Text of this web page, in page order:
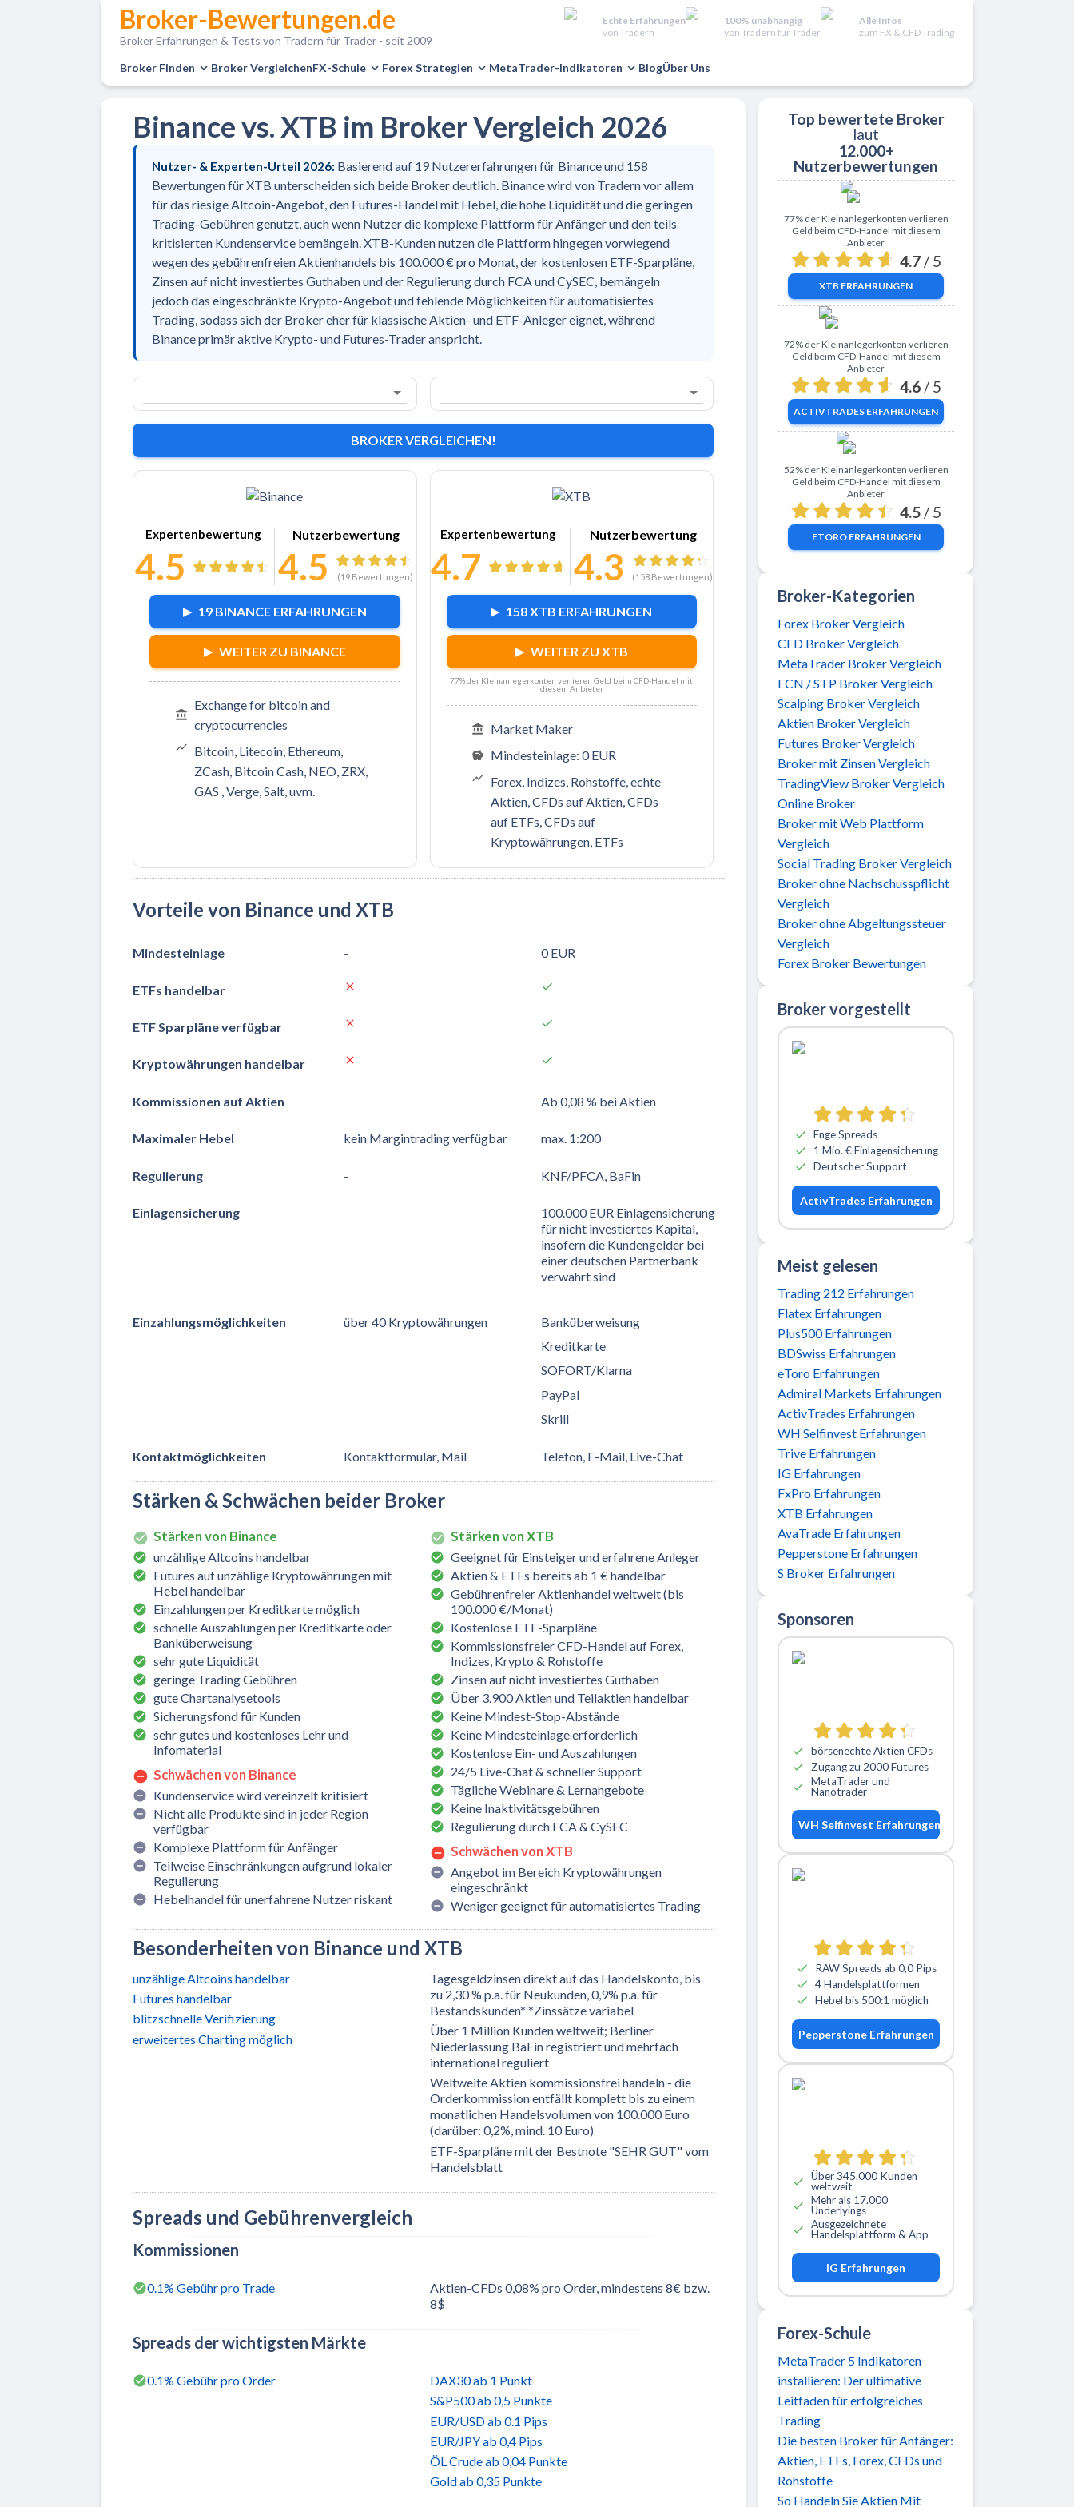
Broker-Bewertungen.de
Broker Erfahrungen & Tests von Tradern für Trader - seit 2009
Echte Erfahrungen
von Tradern
100% unabhängig
von Tradern für Trader
Alle Infos
zum FX & CFD Trading
Broker Finden Broker VergleichenFX-Schule Forex Strategien MetaTrader-Indikatoren BlogÜber Uns
Binance vs. XTB im Broker Vergleich 2026
Nutzer- & Experten-Urteil 2026: Basierend auf 19 Nutzererfahrungen für Binance und 158
Bewertungen für XTB unterscheiden sich beide Broker deutlich. Binance wird von Tradern vor allem
für das riesige Altcoin-Angebot, den Futures-Handel mit Hebel, die hohe Liquidität und die geringen
Trading-Gebühren genutzt, auch wenn Nutzer die komplexe Plattform für Anfänger und den teils
kritisierten Kundenservice bemängeln. XTB-Kunden nutzen die Plattform hingegen vorwiegend
wegen des gebührenfreien Aktienhandels bis 100.000 € pro Monat, der kostenlosen ETF-Sparpläne,
Zinsen auf nicht investiertes Guthaben und der Regulierung durch FCA und CySEC, bemängeln
jedoch das eingeschränkte Krypto-Angebot und fehlende Möglichkeiten für automatisiertes
Trading, sodass sich der Broker eher für klassische Aktien- und ETF-Anleger eignet, während
Binance primär aktive Krypto- und Futures-Trader anspricht.
BROKER VERGLEICHEN!
Zu Binance
Expertenbewertung
4.5
Nutzerbewertung
4.5 (19 Bewertungen)
19 BINANCE ERFAHRUNGEN
WEITER ZU BINANCE
Exchange for bitcoin and
cryptocurrencies
Bitcoin, Litecoin, Ethereum,
ZCash, Bitcoin Cash, NEO, ZRX,
GAS , Verge, Salt, uvm.
Expertenbewertung
4.7
Nutzerbewertung
4.3 (158Bewertungen)
158 XTB ERFAHRUNGEN
WEITER ZU XTB
77% der Kleinanlegerkonten verlieren Geld beim CFD-Handel mit
diesem Anbieter
Market Maker
Mindesteinlage: 0 EUR
Forex, Indizes, Rohstoffe, echte
Aktien, CFDs auf Aktien, CFDs
auf ETFs, CFDs auf
Kryptowährungen, ETFs
Vorteile von Binance und XTB
Mindesteinlage - 0 EUR
ETFs handelbar
ETF Sparpläne verfügbar
Kryptowährungen handelbar
Kommissionen auf Aktien Ab 0,08 % bei Aktien
Maximaler Hebel kein Margintrading verfügbar max. 1:200
Regulierung - KNF/PFCA, BaFin
Einlagensicherung
100.000 EUR Einlagensicherung
für nicht investiertes Kapital,
insofern die Kundengelder bei
einer deutschen Partnerbank
verwahrt sind
Einzahlungsmöglichkeiten über 40 Kryptowährungen
Banküberweisung
Kreditkarte
SOFORT/Klarna
PayPal
Skrill
Kontaktmöglichkeiten Kontaktformular, Mail Telefon, E-Mail, Live-Chat
Stärken & Schwächen beider Broker
Stärken von Binance
unzählige Altcoins handelbar
Futures auf unzählige Kryptowährungen mit
Hebel handelbar
Einzahlungen per Kreditkarte möglich
schnelle Auszahlungen per Kreditkarte oder
Banküberweisung
sehr gute Liquidität
geringe Trading Gebühren
gute Chartanalysetools
Sicherungsfond für Kunden
sehr gutes und kostenloses Lehr und
Infomaterial
Schwächen von Binance
Kundenservice wird vereinzelt kritisiert
Nicht alle Produkte sind in jeder Region
verfügbar
Komplexe Plattform für Anfänger
Teilweise Einschränkungen aufgrund lokaler
Regulierung
Hebelhandel für unerfahrene Nutzer riskant
Stärken von XTB
Geeignet für Einsteiger und erfahrene Anleger
Aktien & ETFs bereits ab 1 € handelbar
Gebührenfreier Aktienhandel weltweit (bis
100.000 €/Monat)
Kostenlose ETF-Sparpläne
Kommissionsfreier CFD-Handel auf Forex,
Indizes, Krypto & Rohstoffe
Zinsen auf nicht investiertes Guthaben
Über 3.900 Aktien und Teilaktien handelbar
Keine Mindest-Stop-Abstände
Keine Mindesteinlage erforderlich
Kostenlose Ein- und Auszahlungen
24/5 Live-Chat & schneller Support
Tägliche Webinare & Lernangebote
Keine Inaktivitätsgebühren
Regulierung durch FCA & CySEC
Schwächen von XTB
Angebot im Bereich Kryptowährungen
eingeschränkt
Weniger geeignet für automatisiertes Trading
Besonderheiten von Binance und XTB
unzählige Altcoins handelbar
Futures handelbar
blitzschnelle Verifizierung
erweitertes Charting möglich
Tagesgeldzinsen direkt auf das Handelskonto, bis
zu 2,30 % p.a. für Neukunden, 0,9% p.a. für
Bestandskunden* *Zinssätze variabel
Über 1 Million Kunden weltweit; Berliner
Niederlassung BaFin registriert und mehrfach
international reguliert
Weltweite Aktien kommissionsfrei handeln - die
Orderkommission entfällt komplett bis zu einem
monatlichen Handelsvolumen von 100.000 Euro
(darüber: 0,2%, mind. 10 Euro)
ETF-Sparpläne mit der Bestnote "SEHR GUT" vom
Handelsblatt
Spreads und Gebührenvergleich
Kommissionen
0.1% Gebühr pro Trade
Aktien-CFDs 0,08% pro Order, mindestens 8€ bzw.
8$
Spreads der wichtigsten Märkte
0.1% Gebühr pro Order
DAX30 ab 1 Punkt
S&P500 ab 0,5 Punkte
EUR/USD ab 0.1 Pips
EUR/JPY ab 0,4 Pips
ÖL Crude ab 0,04 Punkte
Gold ab 0,35 Punkte
Top bewertete Broker
laut
12.000+
Nutzerbewertungen
Zu XTB
77% der Kleinanlegerkonten verlieren
Geld beim CFD-Handel mit diesem
Anbieter
4.7 / 5
XTB ERFAHRUNGEN
Zu ActivTrades
72% der Kleinanlegerkonten verlieren
Geld beim CFD-Handel mit diesem
Anbieter
4.6 / 5
ACTIVTRADES ERFAHRUNGEN
Zu eToro
52% der Kleinanlegerkonten verlieren
Geld beim CFD-Handel mit diesem
Anbieter
4.5 / 5
ETOROERFAHRUNGEN
Broker-Kategorien
Forex Broker Vergleich
CFD Broker Vergleich
MetaTrader Broker Vergleich
ECN / STP Broker Vergleich
Scalping Broker Vergleich
Aktien Broker Vergleich
Futures Broker Vergleich
Broker mit Zinsen Vergleich
TradingView Broker Vergleich
Online Broker
Broker mit Web Plattform
Vergleich
Social Trading Broker Vergleich
Broker ohne Nachschusspflicht
Vergleich
Broker ohne Abgeltungssteuer
Vergleich
Forex Broker Bewertungen
Broker vorgestellt
Enge Spreads
1 Mio. € Einlagensicherung
Deutscher Support
ActivTrades Erfahrungen
Meist gelesen
Trading 212 Erfahrungen
Flatex Erfahrungen
Plus500 Erfahrungen
BDSwiss Erfahrungen
eToro Erfahrungen
Admiral Markets Erfahrungen
ActivTrades Erfahrungen
WH Selfinvest Erfahrungen
Trive Erfahrungen
IG Erfahrungen
FxPro Erfahrungen
XTB Erfahrungen
AvaTrade Erfahrungen
Pepperstone Erfahrungen
S Broker Erfahrungen
Sponsoren
börsenechte Aktien CFDs
Zugang zu 2000 Futures
MetaTrader und
Nanotrader
WH Selfinvest Erfahrungen
RAW Spreads ab 0,0 Pips
4 Handelsplattformen
Hebel bis 500:1 möglich
Pepperstone Erfahrungen
Über 345.000 Kunden
weltweit
Mehr als 17.000
Underlyings
Ausgezeichnete
Handelsplattform & App
IG Erfahrungen
Forex-Schule
MetaTrader 5 Indikatoren
installieren: Der ultimative
Leitfaden für erfolgreiches
Trading
Die besten Broker für Anfänger:
Aktien, ETFs, Forex, CFDs und
Rohstoffe
So Handeln Sie Aktien Mit